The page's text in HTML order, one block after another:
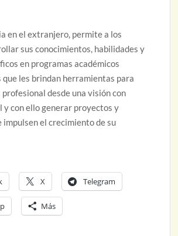
en el extranjero, permite a los
sus conocimientos, habilidades y
en programas académicos
les brindan herramientas para
desde una visión con
y con ello generar proyectos y
el crecimiento de su
X Telegram
Más